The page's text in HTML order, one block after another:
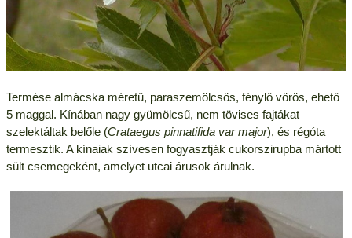
Termése almácska méretű, paraszemölcsös, fénylő vörös, ehető
5 maggal. Kínában nagy gyümölcsű, nem tövises fajtákat
szelektáltak belőle (Crataegus pinnatifida var major), és régóta
termesztik. A kínaiak szívesen fogyasztják cukorszirupba mártott
sült csemegeként, amelyet utcai árusok árulnak.